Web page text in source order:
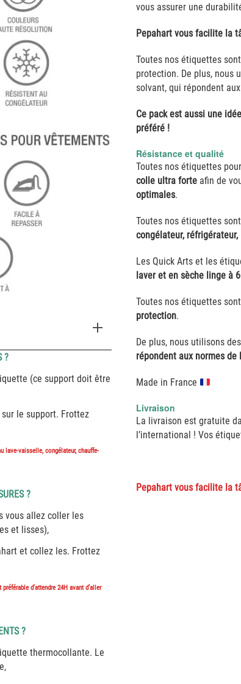
?
(ce support doit être
le support. Frottez
lave-vaisselle, congélateur, chauffe-
?
vous allez coller les
et lisses),
et collez les. Frottez
d’attendre 24H avant d’aller
?
thermocollante. Le
vous assurer une
Pepahart vous facilite la
Toutes nos étiquettes
protection. De plus, nous
solvant, qui répondent
Ce pack est aussi une
préféré !
Résistance et qualité
Toutes nos étiquettes
colle ultra forte afin de
optimales.
Toutes nos étiquettes
congélateur,
Les Quick Arts et les
laver et en sèche linge à
Toutes nos étiquettes sont
protection.
De plus, nous utilisons des
répondent aux normes
Made in France
Livraison
La livraison est gratuite
l’international ! Vos
Pepahart vous facilite la